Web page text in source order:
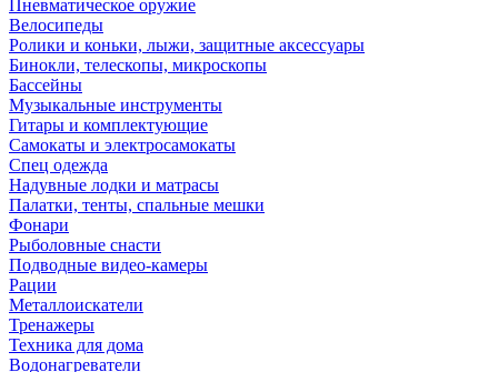
Пневматическое оружие
Велосипеды
Ролики и коньки, лыжи, защитные аксессуары
Бинокли, телескопы, микроскопы
Бассейны
Музыкальные инструменты
Гитары и комплектующие
Самокаты и электросамокаты
Спец одежда
Надувные лодки и матрасы
Палатки, тенты, спальные мешки
Фонари
Рыболовные снасти
Подводные видео-камеры
Рации
Металлоискатели
Тренажеры
Техника для дома
Водонагреватели